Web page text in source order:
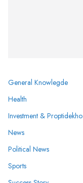
General Knowlegde
Health
Investment & Proptidekho
News
Political News
Sports